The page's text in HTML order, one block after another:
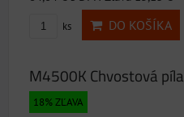
ks DO KOŠÍKA
M4500K Chvostová píla
18% ZĽAVA